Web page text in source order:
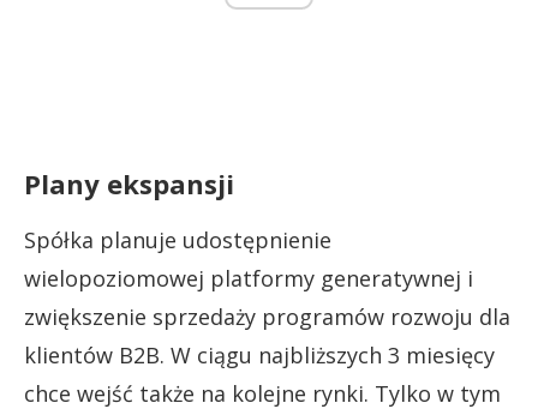
Plany ekspansji
Spółka planuje udostępnienie
wielopoziomowej platformy generatywnej i
zwiększenie sprzedaży programów rozwoju dla
klientów B2B. W ciągu najbliższych 3 miesięcy
chce wejść także na kolejne rynki. Tylko w tym